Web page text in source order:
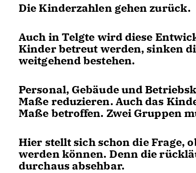
Die Kinderzahlen gehen zurück.
Auch in Telgte wird diese
Kinder betreut werden, sinken
weitgehend bestehen.
Personal, Gebäude und
Maße reduzieren. Auch das
Maße betroffen. Zwei Gruppen
Hier stellt sich schon die Frage,
werden können. Denn die
durchaus absehbar.